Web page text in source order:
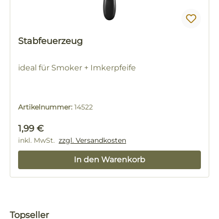
Stabfeuerzeug
ideal für Smoker + Imkerpfeife
Artikelnummer: 14522
Regulärer Preis:
1,99 €
inkl. MwSt. zzgl. Versandkosten
In den Warenkorb
Produktgalerie überspringen
Topseller